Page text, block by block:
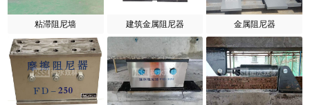
粘滞阻尼墙 建筑金属阻尼器 金属阻尼器